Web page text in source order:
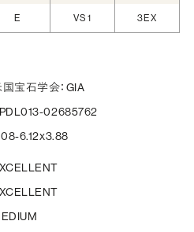
クダイヤモンドなど、お好みの
ことができます。ショッピング
E VS1 3EX
国宝石学会：GIA
02685762
6.12x3.88